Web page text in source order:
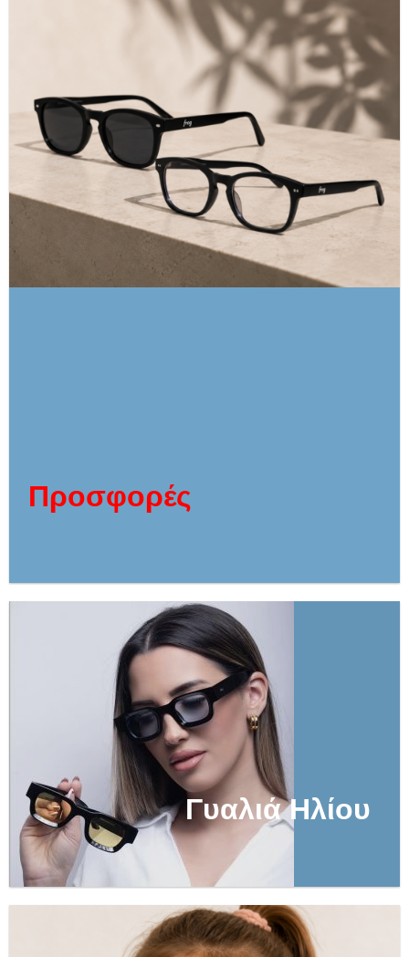
Προσφορές
Γυαλιά Ηλίου